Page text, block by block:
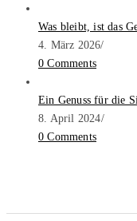
Was bleibt, ist das
4. März 2026/
0 Comments
Ein Genuss für die
8. April 2024/
0 Comments